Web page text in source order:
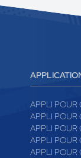
APPLI POUR
APPLI POUR
APPLI POUR
APPLI POUR
APPLI POUR